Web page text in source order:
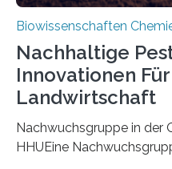
Biowissenschaften
Nachhaltige
Innovationen
Landwirtschaft
Nachwuchsgruppe in der
HHUEine